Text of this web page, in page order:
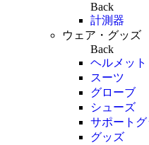
Back
計測器
ウェア・グッズ
Back
ヘルメット
スーツ
グローブ
シューズ
サポート
グッズ